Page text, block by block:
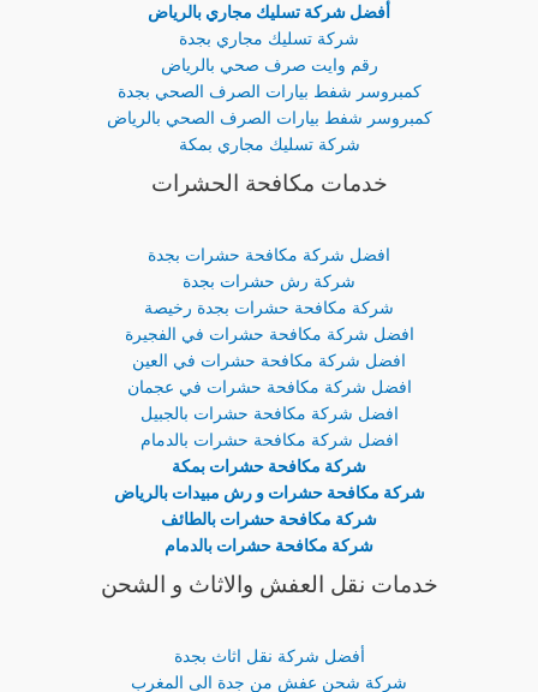
أفضل شركة تسليك مجاري بالرياض
شركة تسليك مجاري بجدة
رقم وايت صرف صحي بالرياض
كمبروسر شفط بيارات الصرف الصحي بجدة
كمبروسر شفط بيارات الصرف الصحي بالرياض
شركة تسليك مجاري بمكة
خدمات مكافحة الحشرات
افضل شركة مكافحة حشرات بجدة
شركة رش حشرات بجدة
شركة مكافحة حشرات بجدة رخيصة
افضل شركة مكافحة حشرات في الفجيرة
افضل شركة مكافحة حشرات في العين
افضل شركة مكافحة حشرات في عجمان
افضل شركة مكافحة حشرات بالجبيل
افضل شركة مكافحة حشرات بالدمام
شركة مكافحة حشرات بمكة
شركة مكافحة حشرات و رش مبيدات بالرياض
شركة مكافحة حشرات بالطائف
شركة مكافحة حشرات بالدمام
خدمات نقل العفش والاثاث و الشحن
أفضل شركة نقل اثاث بجدة
شركة شحن عفش من جدة الى المغرب